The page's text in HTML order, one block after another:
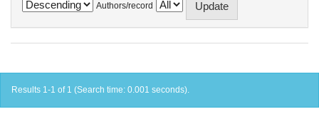
Authors/record
Results 1-1 of 1 (Search time: 0.001 seconds).